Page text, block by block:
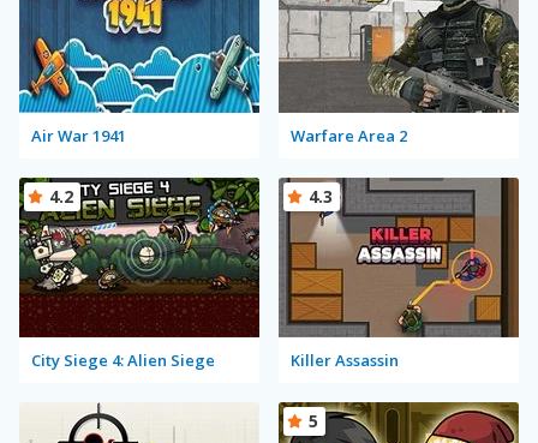
Air War 1941 Warfare Area 2
City Siege 4: Alien Siege
4.2
Killer Assassin
4.3
5